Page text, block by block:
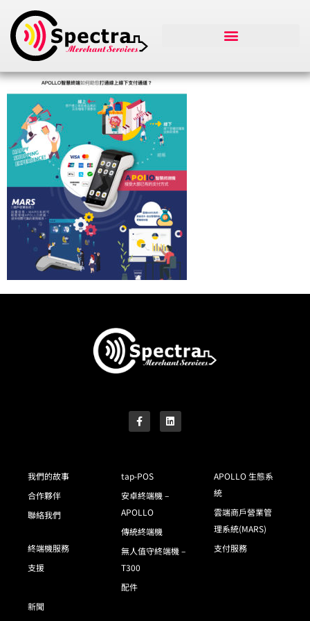
我們的故事
合作夥伴
聯絡我們
終端機服務
支援
tap-POS
安卓終端機 –
APOLLO
傳統終端機
無人值守終端機 –
T300
配件
APOLLO 生態系
統
雲端商戶營業管
理系統(MARS)
支付服務
新聞